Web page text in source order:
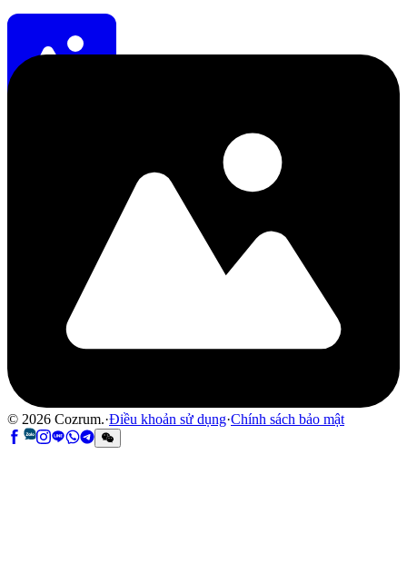
© 2026 Cozrum.·Điều khoản sử dụng·Chính sách bảo mật